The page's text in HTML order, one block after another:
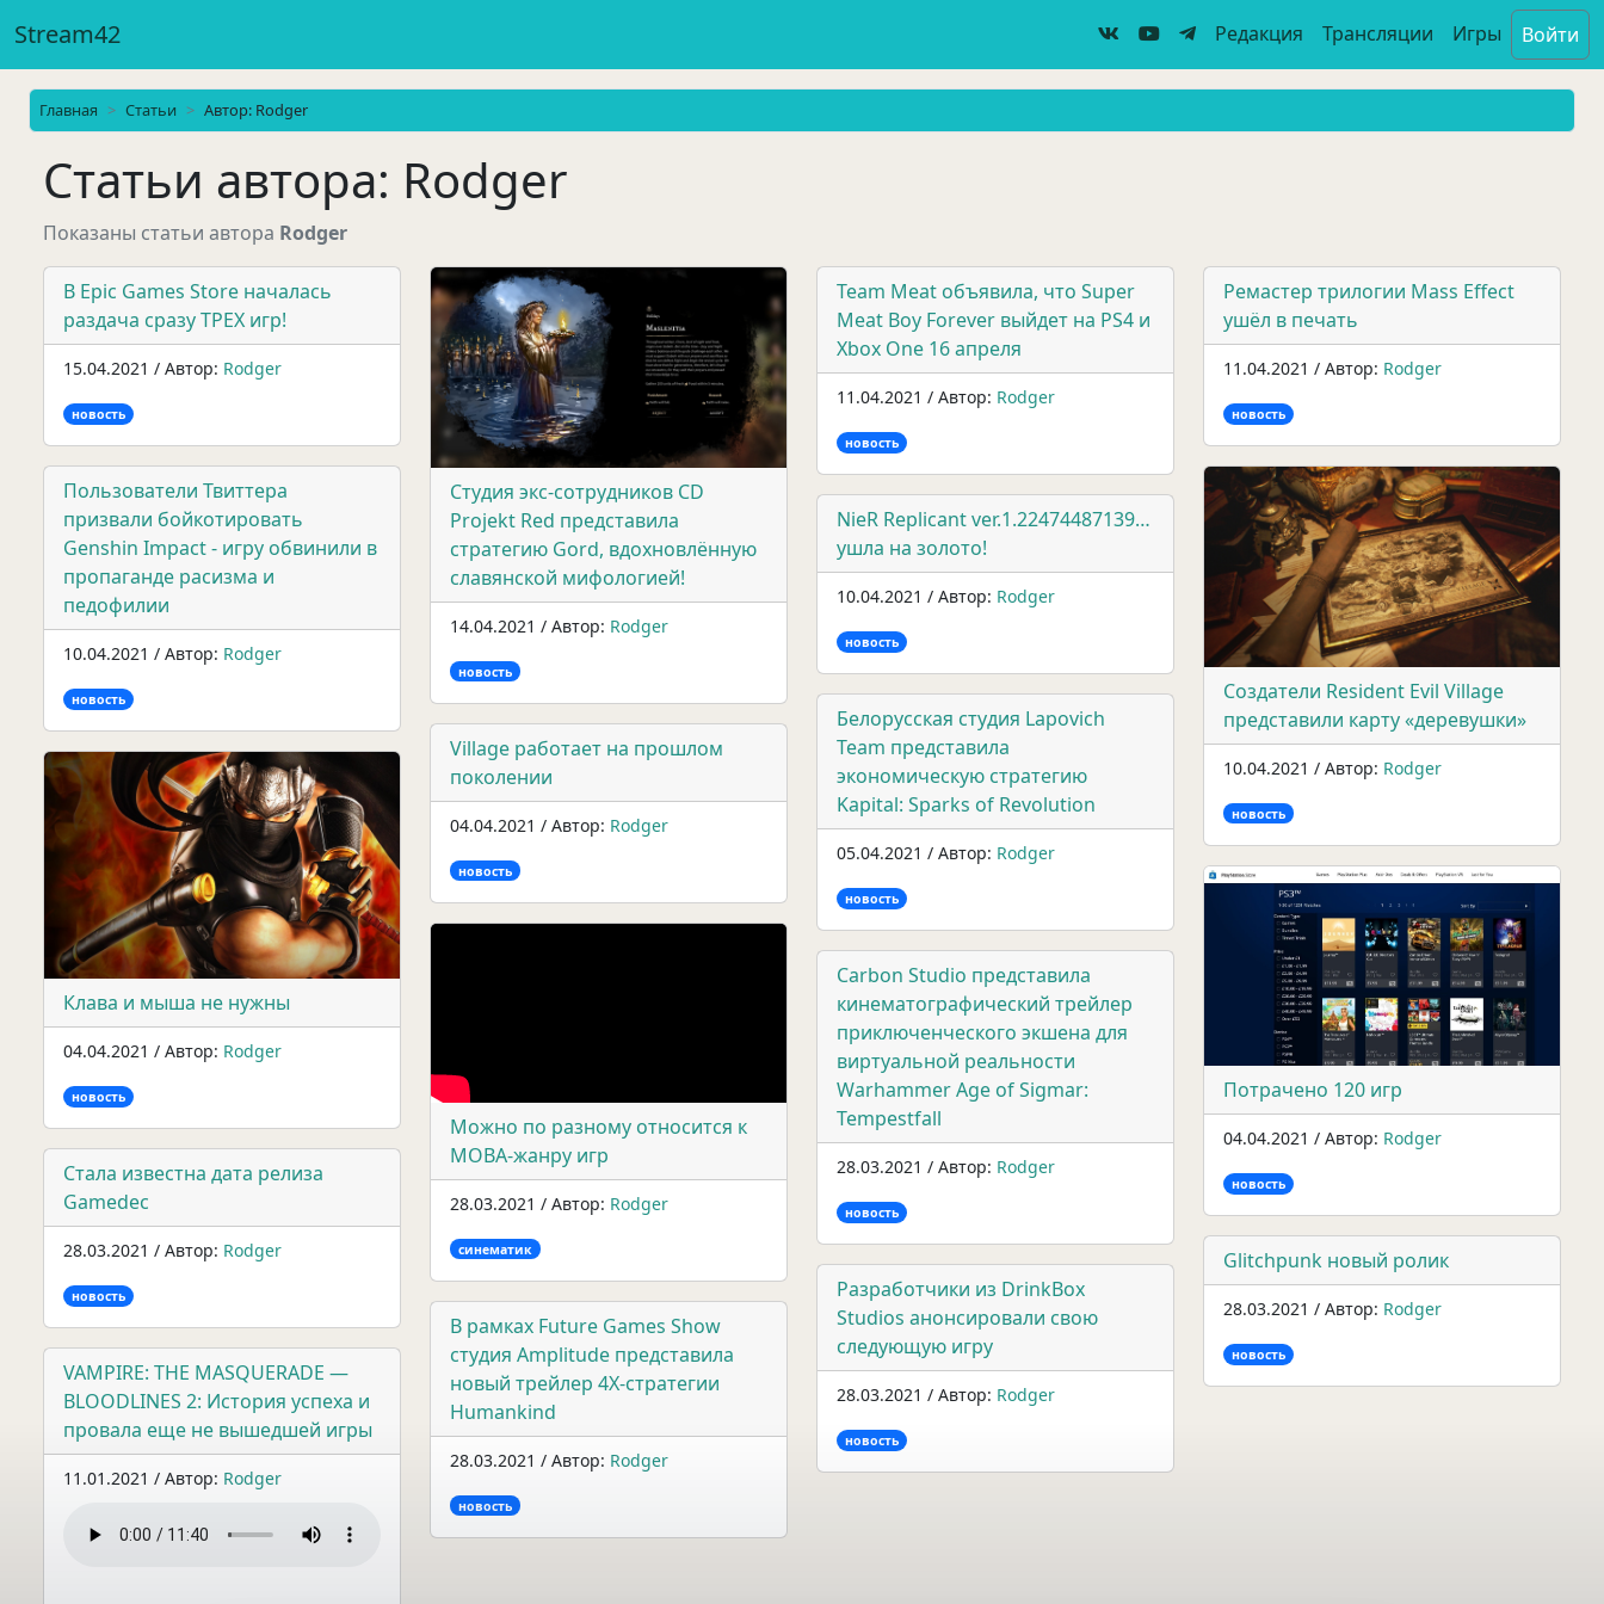
Stream42 Редакция Трансляции Игры Войти
Главная Статьи Автор: Rodger
Статьи автора: Rodger
Показаны статьи автора Rodger
В Epic Games Store началась
раздача сразу ТРЕХ игр!
15.04.2021 / Автор: Rodger
новость
Студия экс-сотрудников CD
Projekt Red представила
стратегию Gord, вдохновлённую
славянской мифологией!
14.04.2021 / Автор: Rodger
новость
Team Meat объявила, что Super
Meat Boy Forever выйдет на PS4 и
Xbox One 16 апреля
11.04.2021 / Автор: Rodger
новость
Ремастер трилогии Mass Effect
ушёл в печать
11.04.2021 / Автор: Rodger
новость
Пользователи Твиттера
призвали бойкотировать
Genshin Impact - игру обвинили в
пропаганде расизма и
педофилии
10.04.2021 / Автор: Rodger
новость
Создатели Resident Evil Village
представили карту «деревушки»
10.04.2021 / Автор: Rodger
новость
NieR Replicant ver.1.22474487139…
ушла на золото!
10.04.2021 / Автор: Rodger
новость
Белорусская студия Lapovich
Team представила
экономическую стратегию
Kapital: Sparks of Revolution
05.04.2021 / Автор: Rodger
новость
Village работает на прошлом
поколении
04.04.2021 / Автор: Rodger
новость
Клава и мыша не нужны
04.04.2021 / Автор: Rodger
новость Потрачено 120 игр
04.04.2021 / Автор: Rodger
новость
Можно по разному относится к
MOBA-жанру игр
28.03.2021 / Автор: Rodger
синематик
Carbon Studio представила
кинематографический трейлер
приключенческого экшена для
виртуальной реальности
Warhammer Age of Sigmar:
Tempestfall
28.03.2021 / Автор: Rodger
новость
Стала известна дата релиза
Gamedec
28.03.2021 / Автор: Rodger
новость
Glitchpunk новый ролик
28.03.2021 / Автор: Rodger
новость
Разработчики из DrinkBox
Studios анонсировали свою
следующую игру
28.03.2021 / Автор: Rodger
новость
В рамках Future Games Show
студия Amplitude представила
новый трейлер 4X-стратегии
Humankind
28.03.2021 / Автор: Rodger
новость
VAMPIRE: THE MASQUERADE —
BLOODLINES 2: История успеха и
провала еще не вышедшей игры
11.01.2021 / Автор: Rodger